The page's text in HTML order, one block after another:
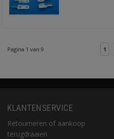
Pagina 1 van 9 1
KLANTENSERVICE
Retourneren of aankoop
terugdraaien